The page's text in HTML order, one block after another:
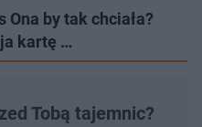
by tak chciała?
kartę …
Tobą tajemnic?